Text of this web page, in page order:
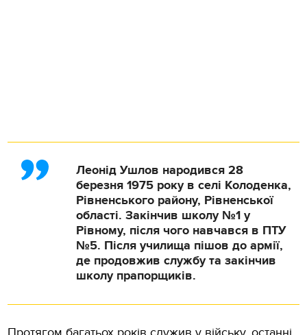
Леонід Ушлов народився 28
березня 1975 року в селі Колоденка,
Рівненського району, Рівненської
області. Закінчив школу №1 у
Рівному, після чого навчався в ПТУ
№5. Після училища пішов до армії,
де продовжив службу та закінчив
школу прапорщиків.